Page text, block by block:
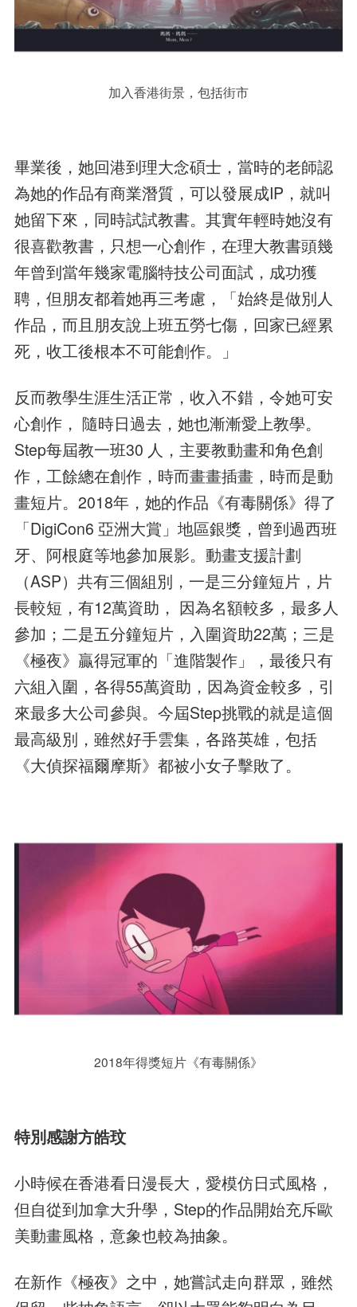
加入香港街景，包括街市
畢業後，她回港到理大念碩士，當時的老師認
為她的作品有商業潛質，可以發展成IP，就叫
她留下來，同時試試教書。其實年輕時她沒有
很喜歡教書，只想一心創作，在理大教書頭幾
年曾到當年幾家電腦特技公司面試，成功獲
聘，但朋友都着她再三考慮，「始終是做別人
作品，而且朋友說上班五勞七傷，回家已經累
死，收工後根本不可能創作。」
反而教學生涯生活正常，收入不錯，令她可安
心創作， 隨時日過去，她也漸漸愛上教學。
Step每屆教一班30 人，主要教動畫和角色創
作，工餘總在創作，時而畫畫插畫，時而是動
畫短片。2018年，她的作品《有毒關係》得了
「DigiCon6 亞洲大賞」地區銀獎，曾到過西班
牙、阿根庭等地參加展影。動畫支援計劃
（ASP）共有三個組別，一是三分鐘短片，片
長較短，有12萬資助， 因為名額較多，最多人
參加；二是五分鐘短片，入圍資助22萬；三是
《極夜》贏得冠軍的「進階製作」，最後只有
六組入圍，各得55萬資助，因為資金較多，引
來最多大公司參與。今屆Step挑戰的就是這個
最高級別，雖然好手雲集，各路英雄，包括
《大偵探福爾摩斯》都被小女子擊敗了。
2018年得獎短片《有毒關係》
特別感謝方皓玟
小時候在香港看日漫長大，愛模仿日式風格，
但自從到加拿大升學，Step的作品開始充斥歐
美動畫風格，意象也較為抽象。
在新作《極夜》之中，她嘗試走向群眾，雖然